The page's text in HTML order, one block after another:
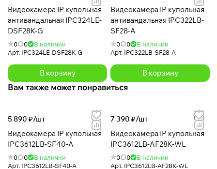
Видеокамера IP купольная
антивандальная IPC324LE-
DSF28K-G
0 0
В наличии
Арт. IPC324LE-DSF28K-G
В корзину
Видеокамера IP купольная
антивандальная IPC322LB-
SF28-A
0 0
В наличии
Арт. IPC322LB-SF28-A
В корзину
Вам также может понравиться
5 890 ₽/шт
Видеокамера IP купольная
IPC3612LB-SF40-A
0 0
В наличии
Арт. IPC3612LB-SF40-A
7 390 ₽/шт
Видеокамера IP купольная
IPC3612LB-AF28K-WL
0 0
В наличии
Арт. IPC3612LB-AF28K-WL